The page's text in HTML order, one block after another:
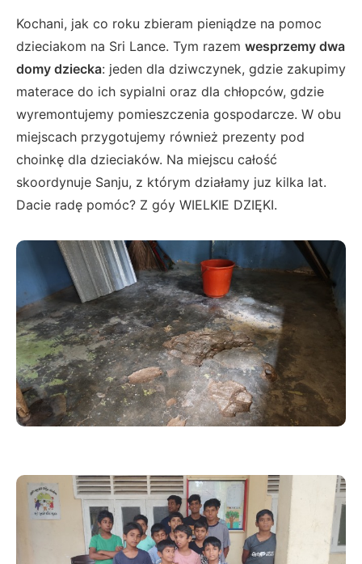
Kochani, jak co roku zbieram pieniądze na pomoc
dzieciakom na Sri Lance. Tym razem wesprzemy dwa
domy dziecka: jeden dla dziwczynek, gdzie zakupimy
materace do ich sypialni oraz dla chłopców, gdzie
wyremontujemy pomieszczenia gospodarcze. W obu
miejscach przygotujemy również prezenty pod
choinkę dla dzieciaków. Na miejscu całość
skoordynuje Sanju, z którym działamy juz kilka lat.
Dacie radę pomóc? Z góy WIELKIE DZIĘKI.